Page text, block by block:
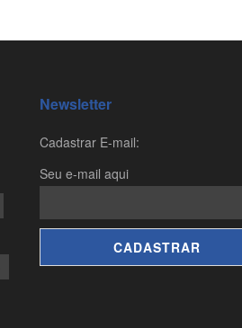
Newsletter
Cadastrar E-mail:
Seu e-mail aqui